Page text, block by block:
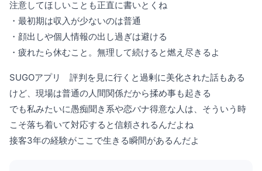
注意してほしいことも正直に書いとくね
・最初期は収入が少ないのは普通
・顔出しや個人情報の出し過ぎは避ける
・疲れたら休むこと。無理して続けると燃え尽きるよ
SUGOアプリ 評判を見に行くと過剰に美化された話もある
けど、現場は普通の人間関係だから揉め事も起きる
でも私みたいに愚痴聞き系や恋バナ得意な人は、そういう時
こそ落ち着いて対応すると信頼されるんだよね
接客3年の経験がここで生きる瞬間があるんだよ